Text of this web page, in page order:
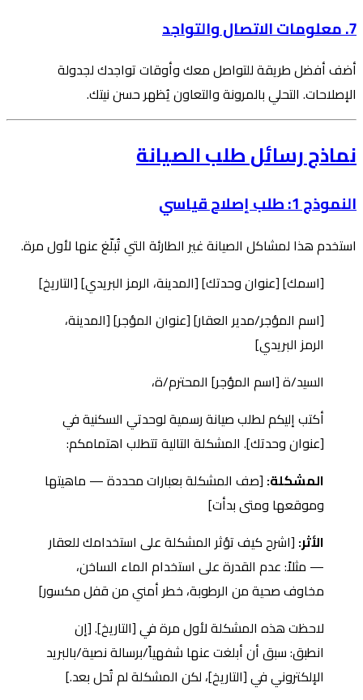
7. معلومات الاتصال والتواجد
أضف أفضل طريقة للتواصل معك وأوقات تواجدك لجدولة
الإصلاحات. التحلي بالمرونة والتعاون يُظهر حسن نيتك.
نماذج رسائل طلب الصيانة
النموذج 1: طلب إصلاح قياسي
استخدم هذا لمشاكل الصيانة غير الطارئة التي تُبلّغ عنها لأول مرة.
[اسمك] [عنوان وحدتك] [المدينة، الرمز البريدي] [التاريخ]
[اسم المؤجر/مدير العقار] [عنوان المؤجر] [المدينة،
الرمز البريدي]
السيد/ة [اسم المؤجر] المحترم/ة،
أكتب إليكم لطلب صيانة رسمية لوحدتي السكنية في
[عنوان وحدتك]. المشكلة التالية تتطلب اهتمامكم:
المشكلة: [صف المشكلة بعبارات محددة — ماهيتها
وموقعها ومتى بدأت]
الأثر: [اشرح كيف تؤثر المشكلة على استخدامك للعقار
— مثلاً: عدم القدرة على استخدام الماء الساخن،
مخاوف صحية من الرطوبة، خطر أمني من قفل مكسور]
لاحظت هذه المشكلة لأول مرة في [التاريخ]. [إن
انطبق: سبق أن أبلغت عنها شفهياً/برسالة نصية/بالبريد
الإلكتروني في [التاريخ]، لكن المشكلة لم تُحل بعد.]